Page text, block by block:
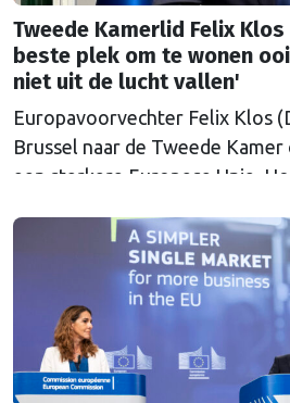
Tweede Kamerlid Felix
beste plek om te wonen
niet uit de lucht vallen'
Europavoorvechter Felix Klos
Brussel naar de Tweede
een sterkere Europese Unie.
heeft kunnen proeven van de
Haagse politiek?